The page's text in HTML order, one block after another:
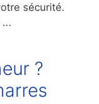
sécurité.
?